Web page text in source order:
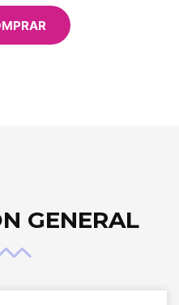
GENERAL